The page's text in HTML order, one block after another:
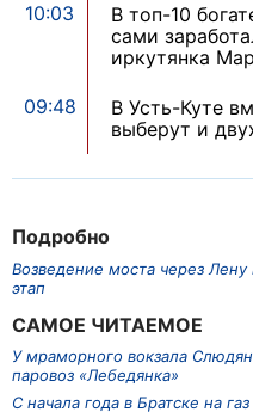
Подробно
Возведение моста через
этап
САМОЕ ЧИТАЕМОЕ
У мраморного вокзала
паровоз «Лебедянка»
С начала года в Братске на
10:03
В топ-10
сами
иркутянка
09:48
В Усть-Куте
выберут и